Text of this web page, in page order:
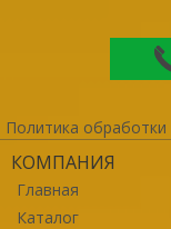
Политика
КОМПАНИЯ
Главная
Каталог